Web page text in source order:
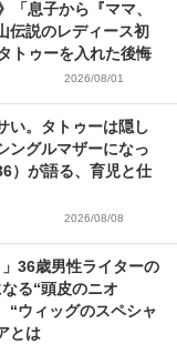
「息子から『ママ、
伝説のレディース初
トゥーを入れた後悔
2026/08/01
い。タトゥーは隠し
ングルマザーになっ
）が語る、育児と仕
2026/08/08
」36歳男性ライターの
る“頭皮のニオ
“ウィッグのスペシャ
とは